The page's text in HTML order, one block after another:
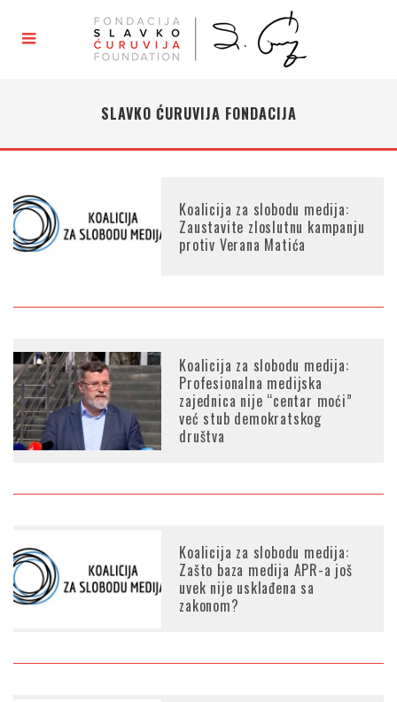
SLAVKO ĆURUVIJA FONDACIJA
Koalicija za slobodu medija:
Zaustavite zloslutnu kampanju
protiv Verana Matića
Koalicija za slobodu medija:
Profesionalna medijska
zajednica nije “centar moći”
već stub demokratskog
društva
Koalicija za slobodu medija:
Zašto baza medija APR-a još
uvek nije usklađena sa
zakonom?